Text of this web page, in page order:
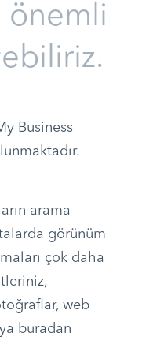
önemli
Business
arama
görünüm
çok daha
web
buradan